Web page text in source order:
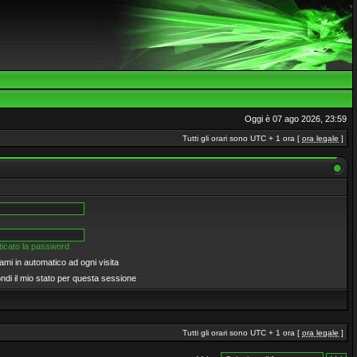
Oggi è 07 ago 2026, 23:59
Tutti gli orari sono UTC + 1 ora [ ora legale ]
la password
in automatico ad ogni visita
il mio stato per questa sessione
Tutti gli orari sono UTC + 1 ora [ ora legale ]